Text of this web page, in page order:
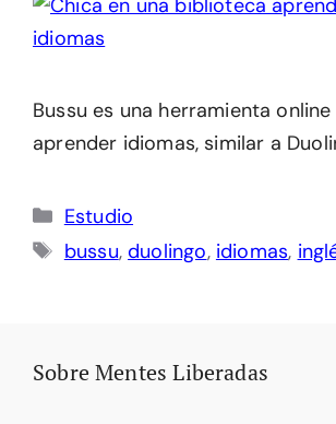
Bussu es una herramienta
aprender idiomas, similar a
Categorías
Estudio
Etiquetas
bussu,duolingo, idiomas,
Sobre Mentes Liberadas